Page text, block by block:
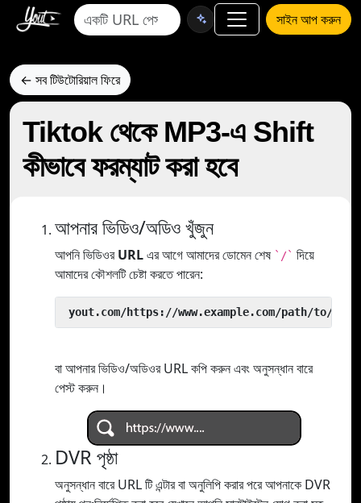
সাইন আপ করুন
← সব টিউটোরিয়াল ফিরে
Tiktok থেকে MP3-এ Shift
কীভাবে ফরম্যাট করা হবে
আপনার ভিডিও/অডিও খুঁজুন
আপনি ভিডিওরURLএর আগে আমাদের ডোমেন শেষ `/` দিয়ে
আমাদের কৌশলটি চেষ্টা করতে পারেন:
yout.com/https://www.example.com/path/to/
বা আপনার ভিডিও/অডিওর URL কপি করুন এবং অনুসন্ধান বারে
পেস্ট করুন।
DVR পৃষ্ঠা
অনুসন্ধান বারে URL টি এন্টার বা অনুলিপি করার পরে আপনাকে DVR